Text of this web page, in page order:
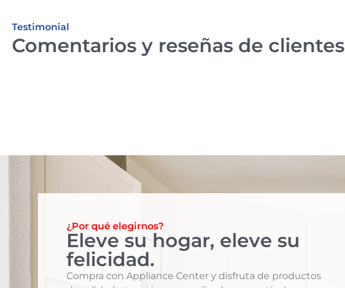
Testimonial
Comentarios y reseñas de clientes
¿Por qué elegirnos?
Eleve su hogar, eleve su
felicidad.
Compra con Appliance Center y disfruta de productos